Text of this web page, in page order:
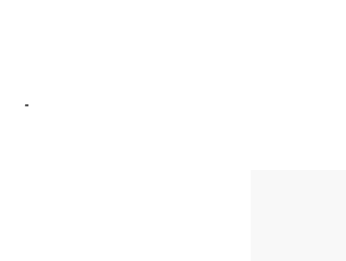
···